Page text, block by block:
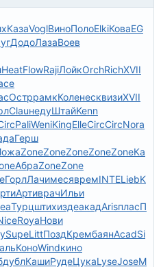
КазаVoglВиноПолоElkiКоваEG
ДодоЛазаВоев
HeatFlowRajiЛойкOrchRichXVII
ОстррамкКоленесквизиXVII
ClauнедуШтайKenn
PaliWeniKingElleCircCircNora
Герш
ZoneZoneZoneZoneZoneКа
АбраZoneZone
ГорлЛачимесявремINTELiebK
АртиврачИльи
ТурцштихиздеакадArisпласП
RoyaНови
SupeLittПоздКрембаянAcadSi
КоноWindкино
дублКашиРудеЦукаLyseJoseМ